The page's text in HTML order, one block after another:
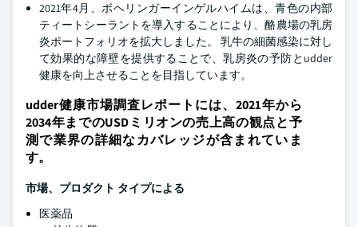
2021年4月、ボヘリンガーインゲルハイムは、青色の内部
ティートシーラントを導入することにより、酪農場の乳房
炎ポートフォリオを拡大しました。 乳牛の細菌感染に対し
て効果的な障壁を提供することで、乳房炎の予防とudder
健康を向上させることを目指しています。
udder健康市場調査レポートには、2021年から
2034年までのUSDミリオンの売上高の観点と予
測で業界の詳細なカバレッジが含まれていま
す。
市場、プロダクト タイプによる
医薬品